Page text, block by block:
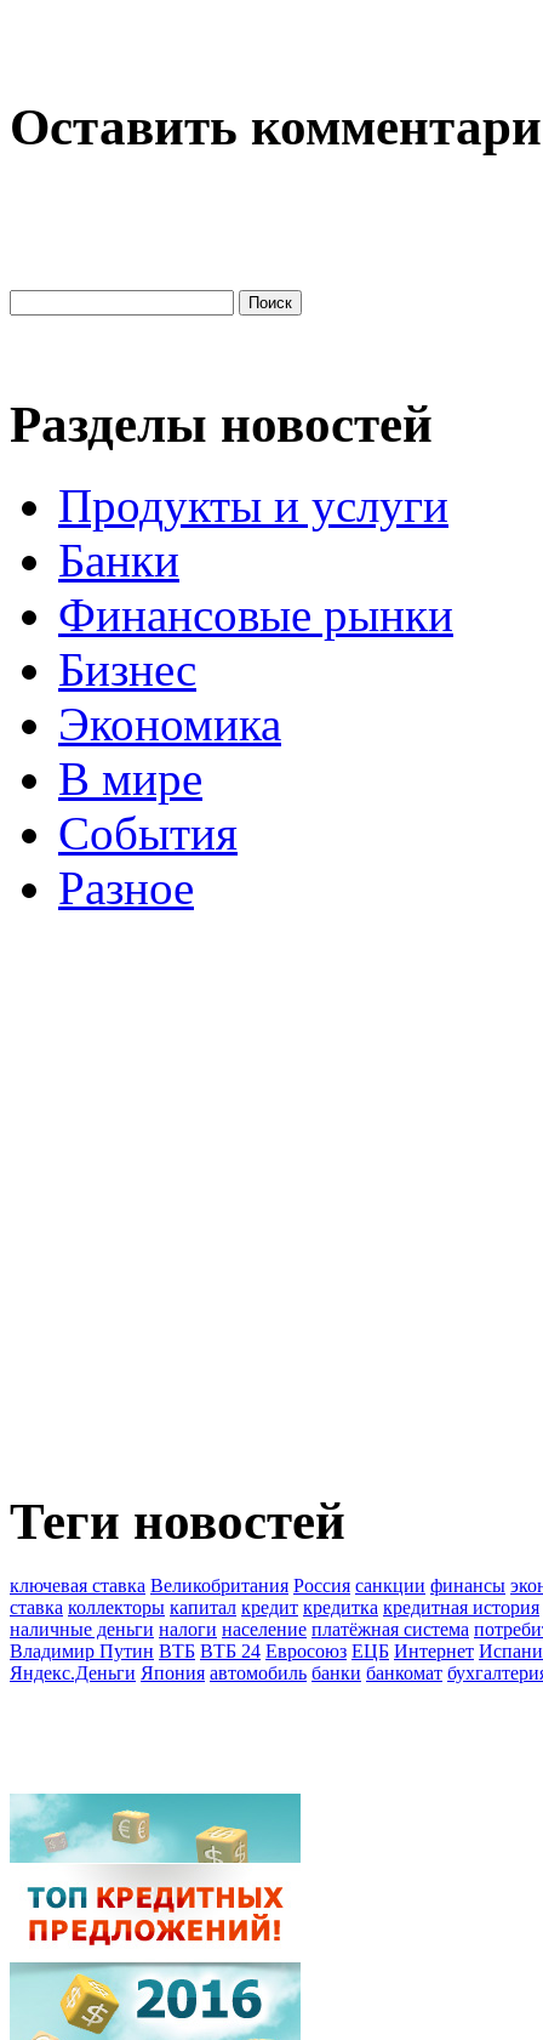
Оставить
Разделы новостей
Продукты и услуги
Банки
Финансовые рынки
Бизнес
Экономика
В мире
События
Разное
Теги новостей
ключевая ставка Великобритания Россия санкции финансы
ставка коллекторы капитал кредит кредитка кредитная история
наличные деньги налоги население платёжная система
Владимир Путин ВТБ ВТБ 24 Евросоюз ЕЦБ Интернет
Яндекс.Деньги Япония автомобиль банки банкомат